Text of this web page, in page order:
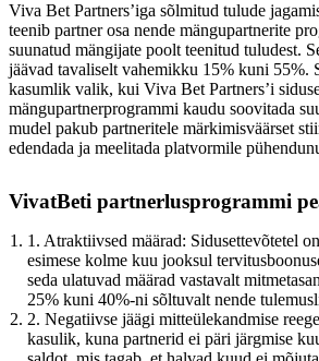
Viva Bet Partners’iga sõlmitud tulude
teenib partner osa nende mängupartnerite
suunatud mängijate poolt teenitud tuludest.
jäävad tavaliselt vahemikku 15% kuni 55%.
kasumlik valik, kui Viva Bet Partners’i
mängupartnerprogrammi kaudu soovitada
mudel pakub partneritele märkimisväärset
edendada ja meelitada platvormile
VivatBeti partnerlusprogrammi
1. Atraktiivsed määrad: Sidusettevõtetel
esimese kolme kuu jooksul
seda ulatuvad määrad vastavalt
25% kuni 40%-ni sõltuvalt nende
2. Negatiivse jäägi mitteülekandmise
kasulik, kuna partnerid ei päri järgmise